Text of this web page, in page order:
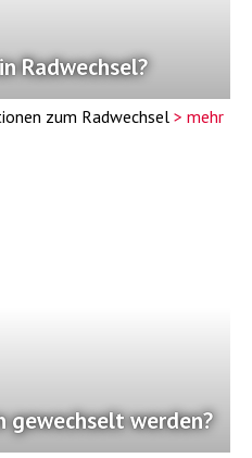
Radwechsel?
zum Radwechsel> mehr
gewechselt werden?